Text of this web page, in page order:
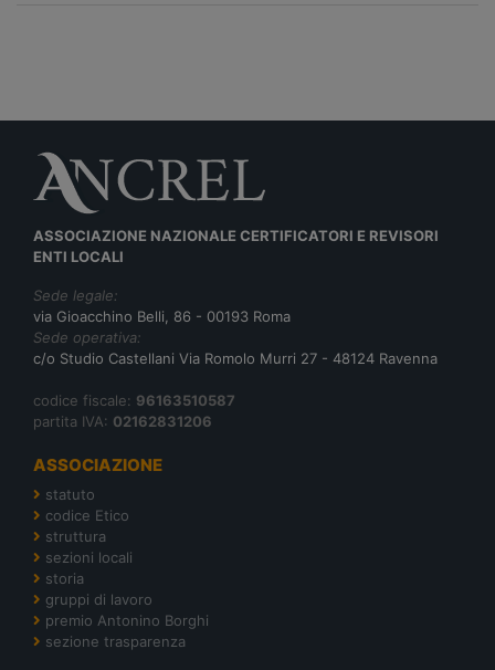
ASSOCIAZIONE NAZIONALE CERTIFICATORI E REVISORI
ENTI LOCALI
Sede legale:
via Gioacchino Belli, 86 - 00193 Roma
Sede operativa:
c/o Studio Castellani Via Romolo Murri 27 - 48124 Ravenna
codice fiscale: 96163510587
partita IVA: 02162831206
ASSOCIAZIONE
statuto
codice Etico
struttura
sezioni locali
storia
gruppi di lavoro
premio Antonino Borghi
sezione trasparenza